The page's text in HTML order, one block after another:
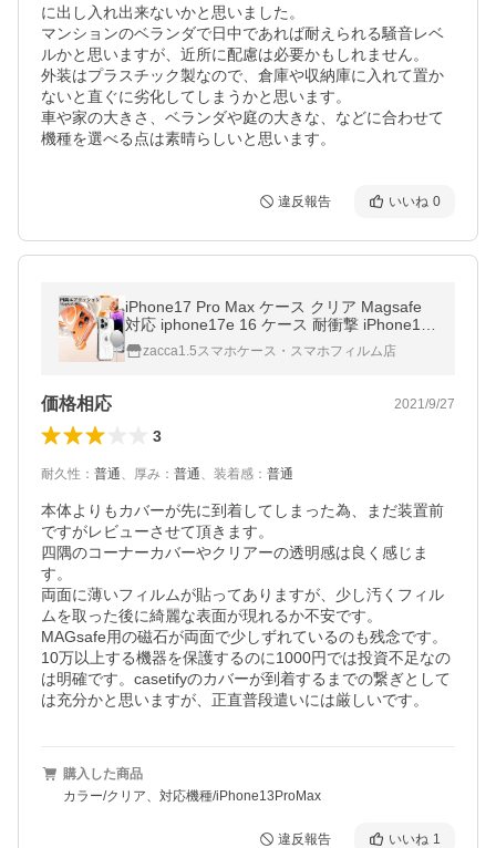
に出し入れ出来ないかと思いました。
マンションのベランダで日中であれば耐えられる騒音レベ
ルかと思いますが、近所に配慮は必要かもしれません。
外装はプラスチック製なので、倉庫や収納庫に入れて置か
ないと直ぐに劣化してしまうかと思います。
車や家の大きさ、ベランダや庭の大きな、などに合わせて
機種を選べる点は素晴らしいと思います。
違反報告 いいね 0
iPhone17 Pro Max ケース クリア Magsafe
対応 iphone17e 16 ケース 耐衝撃 iPhone16
Plus スマホケース iphone14 ケース iPhone1
7 16 15 Pro Max カバー ケース
zacca1.5スマホケース・スマホフィルム店
価格相応 2021/9/27
3
耐久性 ： 普通、 厚み ： 普通、 装着感 ： 普通
本体よりもカバーが先に到着してしまった為、まだ装置前
ですがレビューさせて頂きます。
四隅のコーナーカバーやクリアーの透明感は良く感じま
す。
両面に薄いフィルムが貼ってありますが、少し汚くフィル
ムを取った後に綺麗な表面が現れるか不安です。
MAGsafe用の磁石が両面で少しずれているのも残念です。
10万以上する機器を保護するのに1000円では投資不足なの
は明確です。casetifyのカバーが到着するまでの繋ぎとして
は充分かと思いますが、正直普段遣いには厳しいです。
購入した商品
カラー/クリア、対応機種/iPhone13ProMax
違反報告 いいね 1